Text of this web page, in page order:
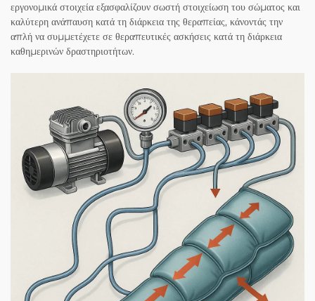
εργονομικά στοιχεία εξασφαλίζουν σωστή στοιχείωση του σώματος και
καλύτερη ανάπαυση κατά τη διάρκεια της θεραπείας, κάνοντάς την
απλή να συμμετέχετε σε θεραπευτικές ασκήσεις κατά τη διάρκεια
καθημερινών δραστηριοτήτων.